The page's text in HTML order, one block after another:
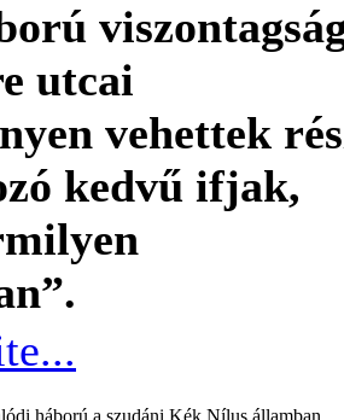
utcai
vehettek
kedvű ifjak,
háború a szudáni Kék Nílus államban